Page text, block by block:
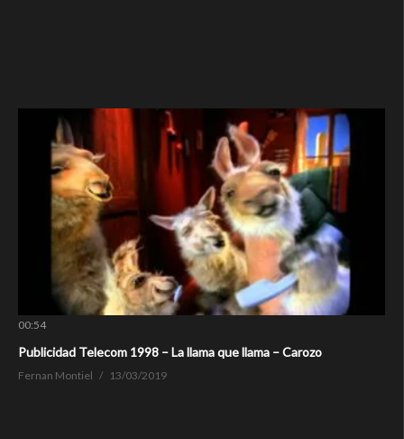
00:54
Publicidad Telecom 1998 – La llama que llama – Carozo
Fernan Montiel 13/03/2019